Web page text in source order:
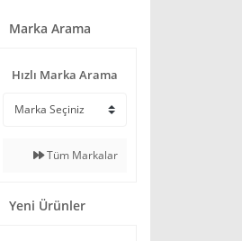
Marka Arama
Hızlı Marka Arama
Tüm Markalar
Yeni Ürünler